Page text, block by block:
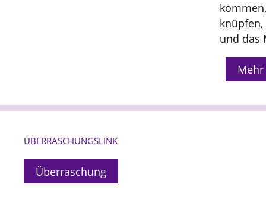
knüpfen,
und das
ÜBERRASCHUNGSLINK
Überraschung